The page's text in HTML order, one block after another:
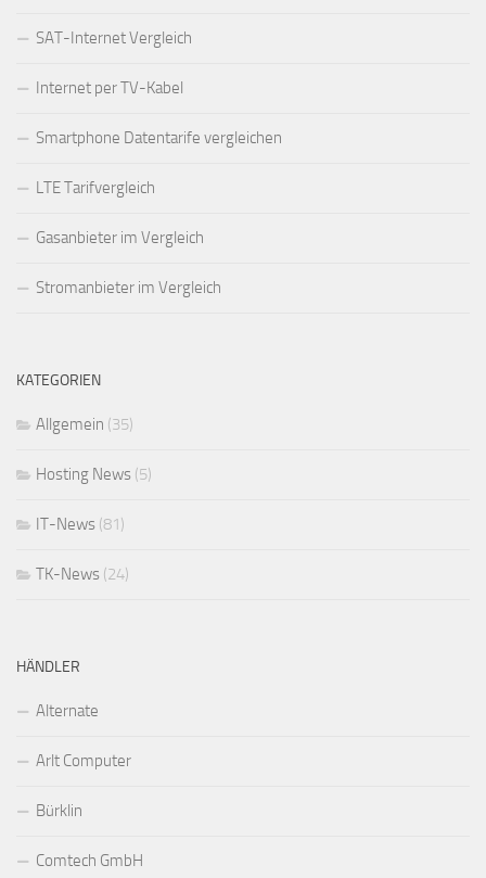
SAT-Internet Vergleich
Internet per TV-Kabel
Smartphone Datentarife vergleichen
LTE Tarifvergleich
Gasanbieter im Vergleich
Stromanbieter im Vergleich
KATEGORIEN
Allgemein (35)
Hosting News (5)
IT-News (81)
TK-News (24)
HÄNDLER
Alternate
Arlt Computer
Bürklin
Comtech GmbH